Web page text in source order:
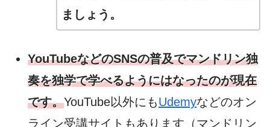
ましょう。
YouTubeなどのSNSの普及でマンドリン独
奏を独学で学べるようにはなったのが現在
です。YouTube以外にもUdemyなどのオン
ライン受講サイトもあります（マンドリン